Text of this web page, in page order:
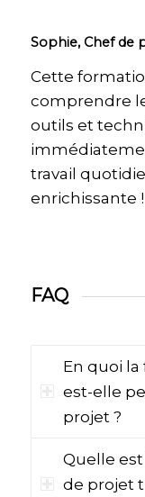
Sophie, Chef de
Cette
comprendre
outils et
travail
enrichissante !
FAQ
En quoi
est-elle
projet ?
Quelle
de projet